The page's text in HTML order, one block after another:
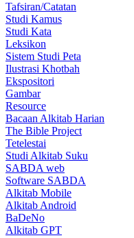
Tafsiran/Catatan
Studi Kamus
Studi Kata
Leksikon
Sistem Studi Peta
Ilustrasi Khotbah
Ekspositori
Gambar
Resource
Bacaan Alkitab Harian
The Bible Project
Tetelestai
Studi Alkitab Suku
SABDA web
Software SABDA
Alkitab Mobile
Alkitab Android
BaDeNo
Alkitab GPT